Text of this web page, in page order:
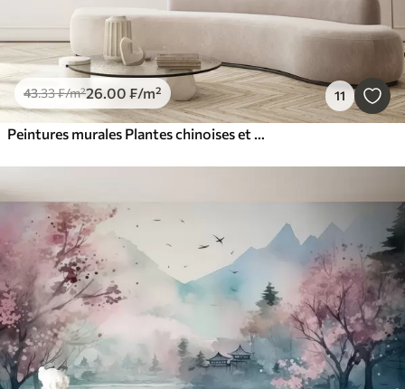
43.33₣/m²26.00 ₣/m² 11
Peintures murales Plantes chinoises et paons de style chinois